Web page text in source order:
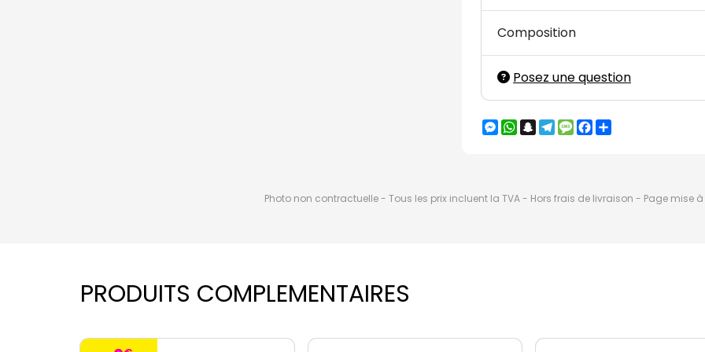
Composition
Posez une question
Messenger
WhatsApp
Snapchat
Telegram
MessageFacebook
Photo non contractuelle - Tous les prix incluent la TVA - Hors frais de livraison - Page mise
PRODUITS COMPLEMENTAIRES